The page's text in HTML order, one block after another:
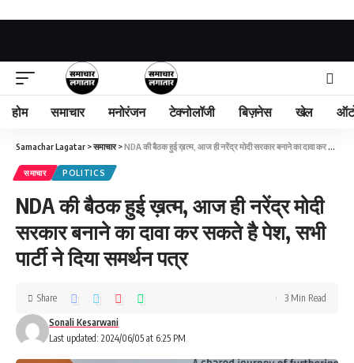
होम समाचार मनोरंजन टेक्नोलॉजी बिज़नेस खेल
Samachar Lagatar >समाचार>NDA की बैठक हुई ख़त्म, आज ही नरेंद्र मोदी सरकार बनाने का दावा कर सकते है पेश, सभी पार्टी ने दिया समर्थन पत्र
समाचार POLITICS
NDA की बैठक हुई ख़त्म, आज ही नरेंद्र मोदी
सरकार बनाने का दावा कर सकते है पेश, सभी
पार्टी ने दिया समर्थन पत्र
Last updated: 2024/06/05 at 6:25 PM
Sonali Kesarwani
Share 3 Min Read